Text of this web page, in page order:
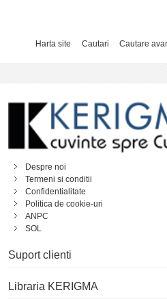
Harta site Cautari Cautare
Despre noi
Termeni si conditii
Confidentialitate
Politica de cookie-uri
ANPC
SOL
Suport clienti
Libraria KERIGMA